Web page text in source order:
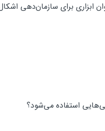
ابزاری برای سازمان‌دهی
استفاده می‌شود؟